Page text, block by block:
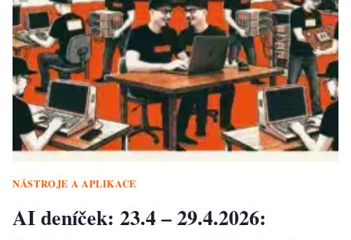
NÁSTROJE A APLIKACE
AI deníček: 23.4 – 29.4.2026: